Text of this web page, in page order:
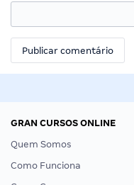
GRAN CURSOS ONLINE
Quem Somos
Como Funciona